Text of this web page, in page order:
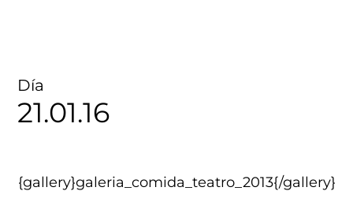
Día
21.01.16
{gallery}galeria_comida_teatro_2013{/gallery}